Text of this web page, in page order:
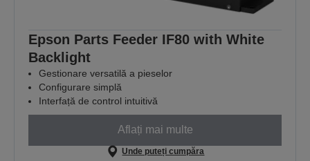
Epson Parts Feeder IF80 with White
Backlight
Gestionare versatilă a pieselor
Configurare simplă
Interfață de control intuitivă
Aflați mai multe
Unde puteți cumpăra